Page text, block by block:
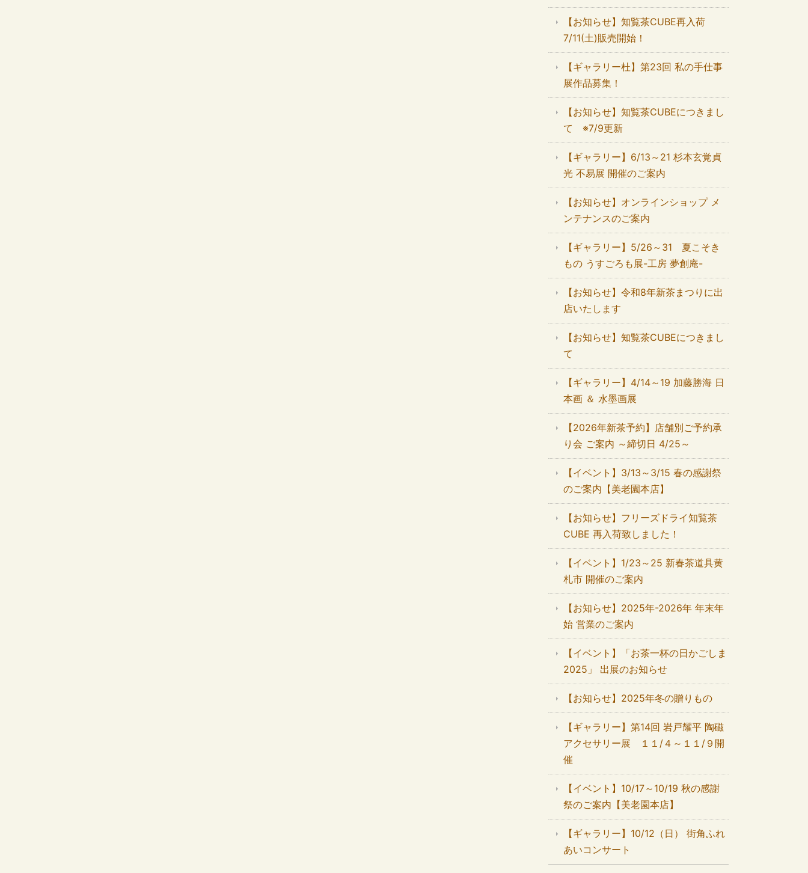
【お知らせ】知覧茶CUBE再入荷
7/11(土)販売開始！
【ギャラリー杜】第23回 私の手仕事
展作品募集！
【お知らせ】知覧茶CUBEにつきまし
て ※7/9更新
【ギャラリー】6/13～21 杉本玄覚貞
光 不易展 開催のご案内
【お知らせ】オンラインショップ メ
ンテナンスのご案内
【ギャラリー】5/26～31 夏こそき
もの うすごろも展-工房 夢創庵-
【お知らせ】令和8年新茶まつりに出
店いたします
【お知らせ】知覧茶CUBEにつきまし
て
【ギャラリー】4/14～19 加藤勝海 日
本画 ＆ 水墨画展
【2026年新茶予約】店舗別ご予約承
り会 ご案内 ～締切日 4/25～
【イベント】3/13～3/15 春の感謝祭
のご案内【美老園本店】
【お知らせ】フリーズドライ知覧茶
CUBE 再入荷致しました！
【イベント】1/23～25 新春茶道具黄
札市 開催のご案内
【お知らせ】2025年-2026年 年末年
始 営業のご案内
【イベント】「お茶一杯の日かごしま
2025」 出展のお知らせ
【お知らせ】2025年冬の贈りもの
【ギャラリー】第14回 岩戸耀平 陶磁
アクセサリー展 １１/４～１１/９開
催
【イベント】10/17～10/19 秋の感謝
祭のご案内【美老園本店】
【ギャラリー】10/12（日） 街角ふれ
あいコンサート